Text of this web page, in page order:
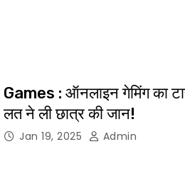
Games : ऑनलाइन गेमिंग का
लत ने ली छात्र की जान!
Jan 19, 2025 Admin